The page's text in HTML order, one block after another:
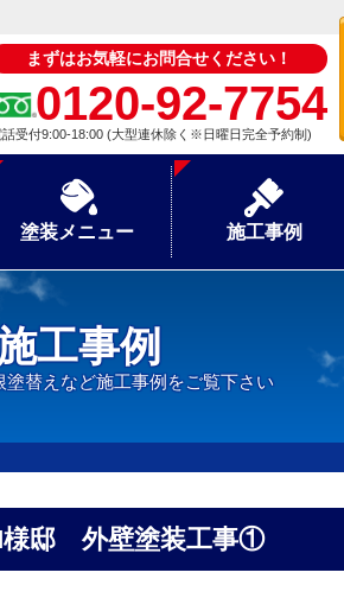
まずはお気軽にお問合せください！
0120-92-7754
話受付9:00-18:00 (大型連休除く※日曜日完全予約制)
塗装メニュー 施工事例
工事例
塗替えなど施工事例をご覧下さい
邸 外壁塗装工事①